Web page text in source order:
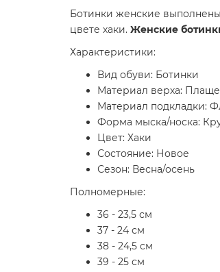
Ботинки женские
цвете хаки. Женские
Характеристики:
Вид обуви: Ботинки
Материал верха:
Материал подкладки:
Форма мыска/носка:
Цвет: Хаки
Состояние: Новое
Сезон: Весна/осень
Полномерные:
36 - 23,5 см
37 - 24 см
38 - 24,5 см
39 - 25 см